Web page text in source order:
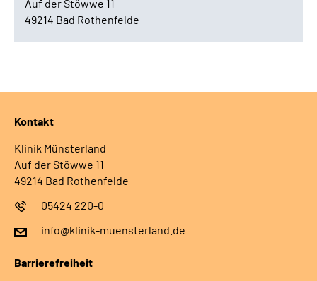
Auf der Stöwwe 11
49214 Bad Rothenfelde
Kontakt
Klinik Münsterland
Auf der Stöwwe 11
49214 Bad Rothenfelde
05424 220-0
info@klinik-muensterland.de
Barrierefreiheit